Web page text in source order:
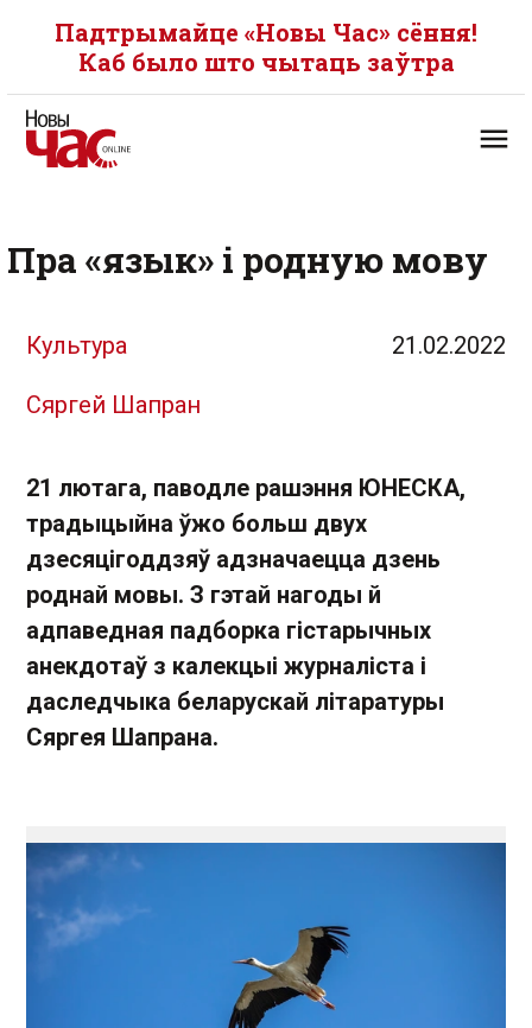
Падтрымайце «Новы Час» сёння!
Каб было што чытаць заўтра
Пра «язык» і родную мову
Культура 21.02.2022
Сяргей Шапран
21 лютага, паводле рашэння ЮНЕСКА,
традыцыйна ўжо больш двух
дзесяцігоддзяў адзначаецца дзень
роднай мовы. З гэтай нагоды й
адпаведная падборка гістарычных
анекдотаў з калекцыі журналіста і
даследчыка беларускай літаратуры
Сяргея Шапрана.